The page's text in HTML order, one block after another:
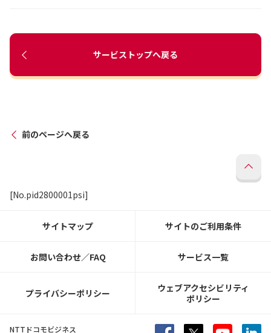
サービストップへ戻る
前のページへ戻る
[No.pid2800001psi]
サイトマップ サイトのご利用条件
お問い合わせ／FAQ サービス一覧
プライバシーポリシー
ウェブアクセシビリティ
ポリシー
NTTドコモビジネス